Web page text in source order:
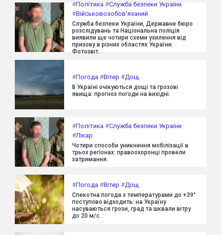
#Політика #Служба безпеки України
#Військовозобов'язаний
Служба безпеки України, Державне бюро
розслідувань та Національна поліція
виявили ще чотири схеми ухилення від
призову в різних областях України.
Фотозвіт.
#Погода #Вітер #Дощ
В Україні очікуються дощі та грозові
явища: прогноз погоди на вихідні.
#Політика #Служба безпеки України
#Лікар
Чотири способи уникнення мобілізації в
трьох регіонах: правоохоронці провели
затримання.
#Погода #Вітер #Дощ
Спекотна погода з температурами до +39°
поступово відходить: на Україну
насуваються грози, град та шквали вітру
до 20 м/с.